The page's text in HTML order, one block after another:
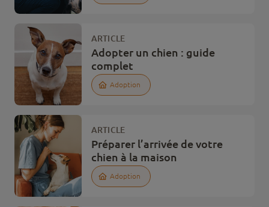
ARTICLE
Adopter un chien : guide
complet
Adoption
ARTICLE
Préparer l’arrivée de votre
chien à la maison
Adoption